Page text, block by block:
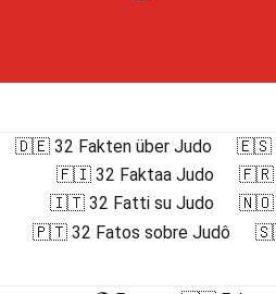
🇩🇪 32 Fakten über Judo
🇪🇸
🇫🇮 32 Faktaa Judo
🇫🇷
🇮🇹 32 Fatti su Judo
🇳🇴
🇵🇹 32 Fatos sobre Judô